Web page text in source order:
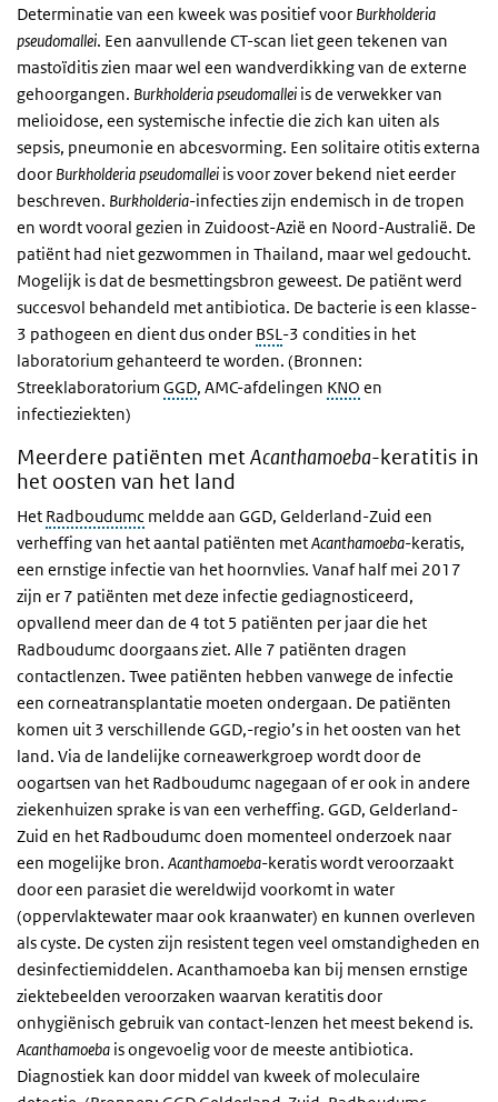
Determinatie van een kweek was positief voor Burkholderia
pseudomallei. Een aanvullende CT-scan liet geen tekenen van
mastoïditis zien maar wel een wandverdikking van de externe
gehoorgangen. Burkholderia pseudomallei is de verwekker van
melioidose, een systemische infectie die zich kan uiten als
sepsis, pneumonie en abcesvorming. Een solitaire otitis externa
door Burkholderia pseudomallei is voor zover bekend niet eerder
beschreven. Burkholderia-infecties zijn endemisch in de tropen
en wordt vooral gezien in Zuidoost-Azië en Noord-Australië. De
patiënt had niet gezwommen in Thailand, maar wel gedoucht.
Mogelijk is dat de besmettingsbron geweest. De patiënt werd
succesvol behandeld met antibiotica. De bacterie is een klasse-
3 pathogeen en dient dus onder BSL-3 condities in het
laboratorium gehanteerd te worden. (Bronnen:
Streeklaboratorium GGD, AMC-afdelingen KNO en
infectieziekten)
Meerdere patiënten metAcanthamoeba-keratitis in
het oosten van het land
Het Radboudumc meldde aan GGD, Gelderland-Zuid een
verheffing van het aantal patiënten metAcanthamoeba-keratis,
een ernstige infectie van het hoornvlies. Vanaf half mei 2017
zijn er 7 patiënten met deze infectie gediagnosticeerd,
opvallend meer dan de 4 tot 5 patiënten per jaar die het
Radboudumc doorgaans ziet. Alle 7 patiënten dragen
contactlenzen. Twee patiënten hebben vanwege de infectie
een corneatransplantatie moeten ondergaan. De patiënten
komen uit 3 verschillende GGD,-regio’s in het oosten van het
land. Via de landelijke corneawerkgroep wordt door de
oogartsen van het Radboudumc nagegaan of er ook in andere
ziekenhuizen sprake is van een verheffing. GGD, Gelderland-
Zuid en het Radboudumc doen momenteel onderzoek naar
een mogelijke bron. Acanthamoeba-keratis wordt veroorzaakt
door een parasiet die wereldwijd voorkomt in water
(oppervlaktewater maar ook kraanwater) en kunnen overleven
als cyste. De cysten zijn resistent tegen veel omstandigheden en
desinfectiemiddelen. Acanthamoeba kan bij mensen ernstige
ziektebeelden veroorzaken waarvan keratitis door
onhygiënisch gebruik van contact-lenzen het meest bekend is.
Acanthamoeba is ongevoelig voor de meeste antibiotica.
Diagnostiek kan door middel van kweek of moleculaire